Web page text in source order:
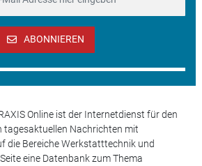
ABONNIEREN
Online ist der Internetdienst für den
tagesaktuellen Nachrichten mit
die Bereiche Werkstatttechnik und
eine Datenbank zum Thema